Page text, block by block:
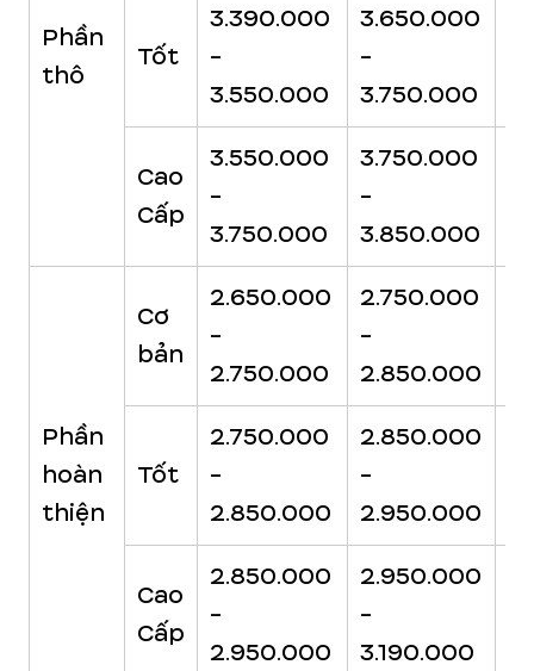
Phần
thô
Tốt
3.390.000
-
3.550.000
3.650.000
-
3.750.000
Cao
Cấp
3.550.000
-
3.750.000
3.750.000
-
3.850.000
Phần
hoàn
thiện
Cơ
bản
2.650.000
-
2.750.000
2.750.000
-
2.850.000
Tốt
2.750.000
-
2.850.000
2.850.000
-
2.950.000
Cao
Cấp
2.850.000
-
2.950.000
2.950.000
-
3.190.000